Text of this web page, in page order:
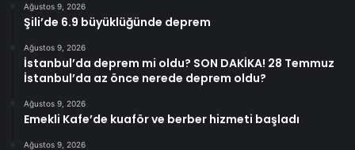
Ağustos 9, 2026
Şili’de 6.9 büyüklüğünde deprem
Ağustos 9, 2026
İstanbul’da deprem mi oldu? SON DAKİKA! 28 Temmuz
İstanbul’da az önce nerede deprem oldu?
Ağustos 9, 2026
Emekli Kafe’de kuaför ve berber hizmeti başladı
Ağustos 9, 2026